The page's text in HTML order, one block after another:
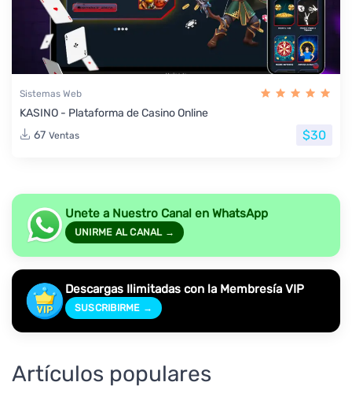
Sistemas Web
KASINO - Plataforma de Casino Online
67 Ventas $30
Unete a Nuestro Canal en WhatsApp
UNIRME AL CANAL →
Descargas Ilimitadas con la Membresía VIP
SUSCRIBIRME →
Artículos populares